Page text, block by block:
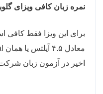
نمره زبان کافی ویزای
برای این ویزا فقط
اخیر در آزمون زبان